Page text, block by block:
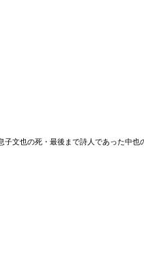
子文也の死・最後まで詩人であった中也